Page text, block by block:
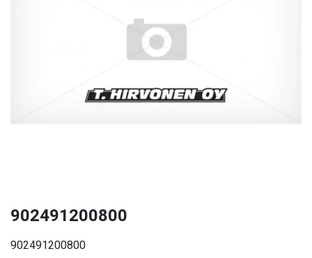
902491200800
902491200800